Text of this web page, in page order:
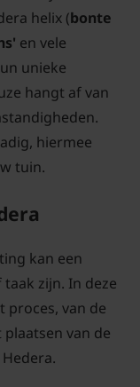
helix (bonte
en vele
unieke
hangt af van
hiermee
tuin.
kan een
zijn. In deze
proces, van de
van de